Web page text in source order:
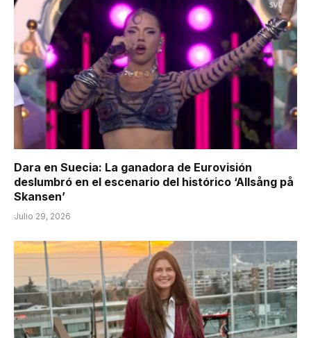
Dara en Suecia: La ganadora de Eurovisión
deslumbró en el escenario del histórico ‘Allsång på
Skansen’
Julio 29, 2026